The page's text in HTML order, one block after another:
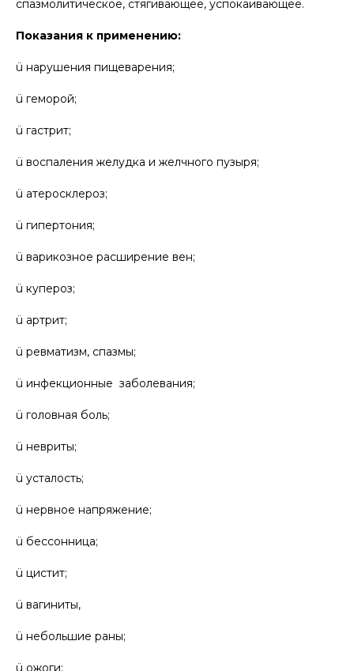
спазмолитическое, стягивающее, успокаивающее.
Показания к применению:
ü нарушения пищеварения;
ü геморой;
ü гастрит;
ü воспаления желудка и желчного пузыря;
ü атеросклероз;
ü гипертония;
ü варикозное расширение вен;
ü купероз;
ü артрит;
ü ревматизм, спазмы;
ü инфекционные заболевания;
ü головная боль;
ü невриты;
ü усталость;
ü нервное напряжение;
ü бессонница;
ü цистит;
ü вагиниты,
ü небольшие раны;